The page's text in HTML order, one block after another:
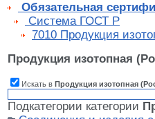
Обязательная
Cистема ГОСТ Р
7010 Продукция
Продукция изотопная
Искать в Продукция изотопная
Подкатегории категории